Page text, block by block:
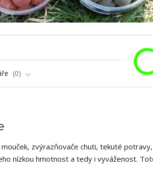
0
zvýrazňovače chuti, tekuté
nízkou hmotnost a tedy i vyváženost.